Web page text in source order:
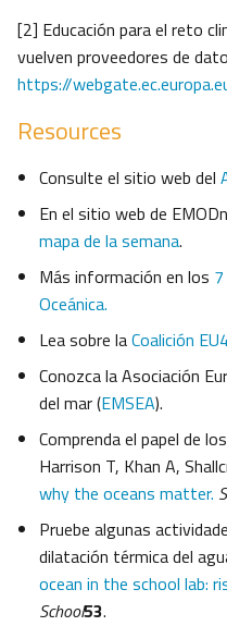
[2] Educación para el reto
vuelven proveedores de
https://
Resources
Consulte el sitio web del
En el sitio web de
mapa de la semana.
Más información en los
Oceánica.
Lea sobre laCoalición
Conozca la Asociación
del mar (EMSEA).
Comprenda el papel de
Harrison T, Khan A,
why the oceans matter.
Pruebe algunas
dilatación térmica del
ocean in the school lab:
School53.